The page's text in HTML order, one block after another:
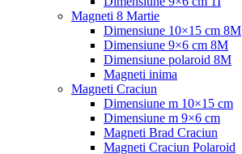
Magneti 8 Martie
Dimensiune 10×15 cm 8M
Dimensiune 9×6 cm 8M
Dimensiune polaroid 8M
Magneti inima
Magneti Craciun
Dimensiune m 10×15 cm
Dimensiune m 9×6 cm
Magneti Brad Craciun
Magneti Craciun Polaroid